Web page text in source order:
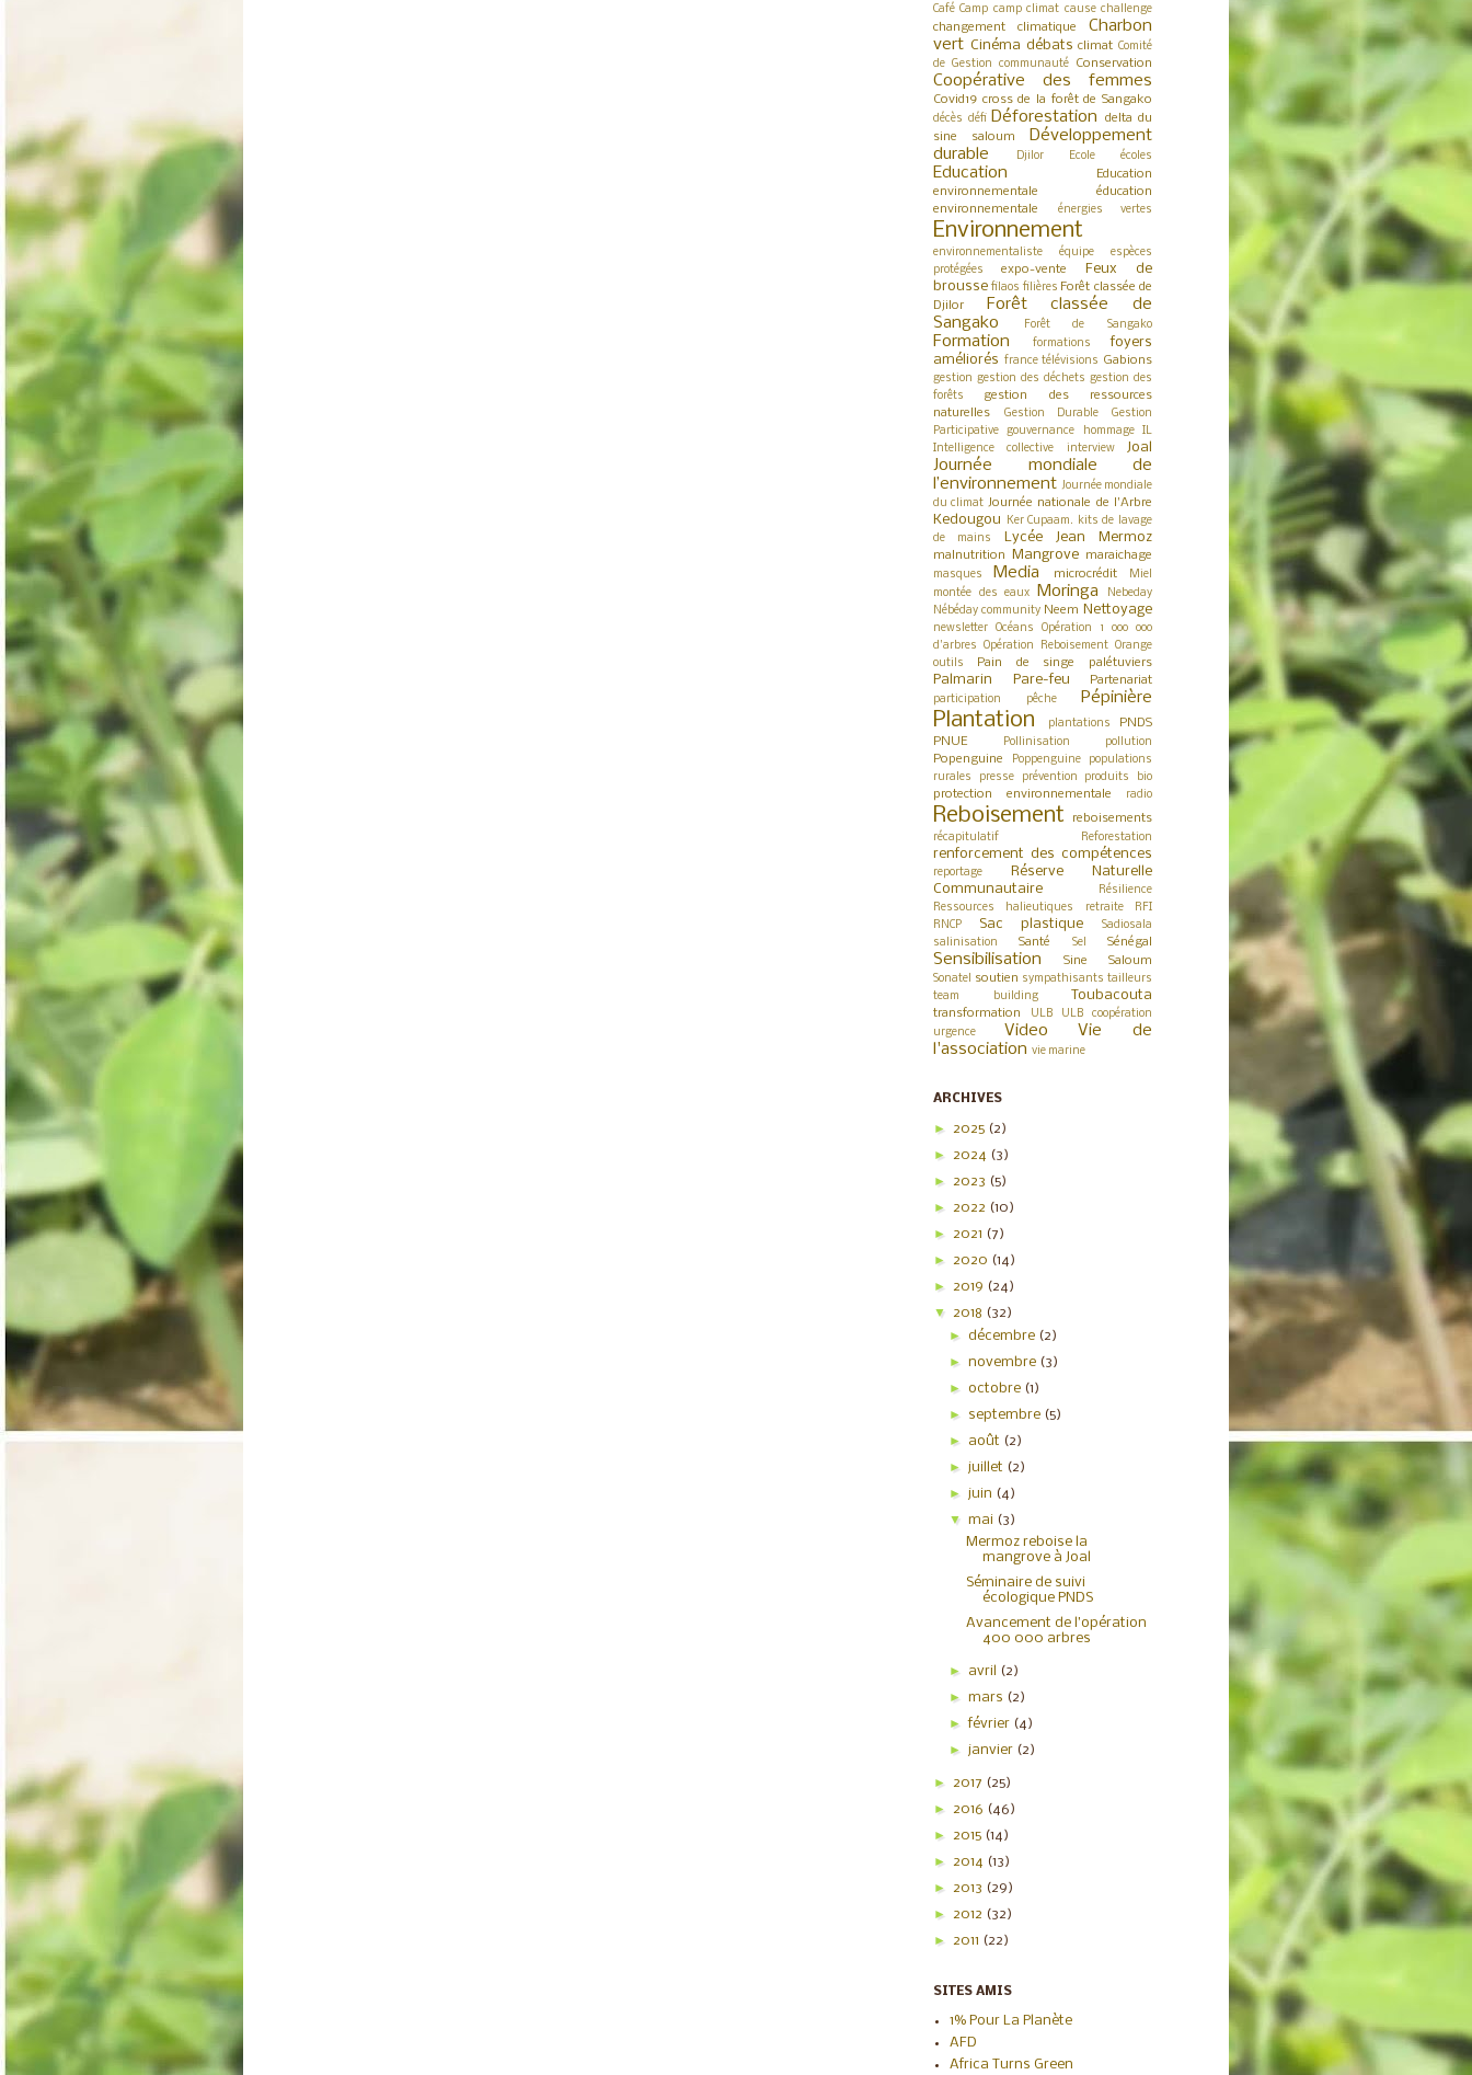
Café Camp camp climat cause challenge
changement climatique
Charbon
vert Cinéma débats climat Comité
de Gestion
communauté Conservation
Coopérative des femmes
Covid19 cross de la forêt de Sangako
décès défi Déforestation
delta du
sine saloum
Développement
durable
Djilor Ecole écoles
Education
Education
environnementale
éducation
environnementale
énergies vertes
Environnement
environnementaliste équipe
espèces
protégées
expo-vente
Feux de
brousse filaos filières Forêt classée de
Djilor
Forêt classée de
Sangako
Forêt de Sangako
Formation formations
foyers
améliorés france télévisions Gabions
gestion gestion des déchets gestion des
forêts
gestion des ressources
naturelles
Gestion Durable
Gestion
Participative
gouvernance hommage
IL
Intelligence collective
interview Joal
Journée mondiale de
l’environnement Journée mondiale
du climat Journée nationale de l'Arbre
Kedougou Ker Cupaam.
kits de lavage
de mains
Lycée Jean Mermoz
malnutrition Mangrove maraichage
masques Media microcrédit
Miel
montée des eaux
Moringa
Nebeday
Nébéday community Neem Nettoyage
newsletter Océans
Opération 1 000 000
d'arbres
Opération Reboisement Orange
outils
Pain de singe palétuviers
Palmarin Pare-feu Partenariat
participation pêche Pépinière
Plantation plantations
PNDS
PNUE
Pollinisation pollution
Popenguine Poppenguine
populations
rurales
presse prévention produits bio
protection environnementale radio
Reboisement reboisements
récapitulatif Reforestation
renforcement des compétences
reportage
Réserve Naturelle
Communautaire
Résilience
Ressources halieutiques
retraite
RFI
RNCP
Sac plastique
Sadiosala
salinisation
Santé Sel Sénégal
Sensibilisation Sine Saloum
Sonatel soutien sympathisants tailleurs
team building
Toubacouta
transformation ULB
ULB coopération
urgence
Video
Vie de
l'association vie marine
ARCHIVES
► 2025 (2)
► 2024 (3)
► 2023 (5)
► 2022 (10)
► 2021 (7)
► 2020 (14)
► 2019 (24)
▼ 2018 (32)
► décembre (2)
►novembre (3)
►octobre (1)
► septembre (5)
► août (2)
►juillet (2)
►juin (4)
▼mai (3)
Mermoz reboise la
mangrove à Joal
Séminaire de suivi
écologique PNDS
Avancement de l’opération
400 000 arbres
► avril (2)
►mars (2)
►février (4)
►janvier (2)
► 2017 (25)
► 2016 (46)
► 2015 (14)
► 2014 (13)
► 2013 (29)
► 2012 (32)
► 2011 (22)
SITES AMIS
1% Pour La Planète
AFD
Africa Turns Green